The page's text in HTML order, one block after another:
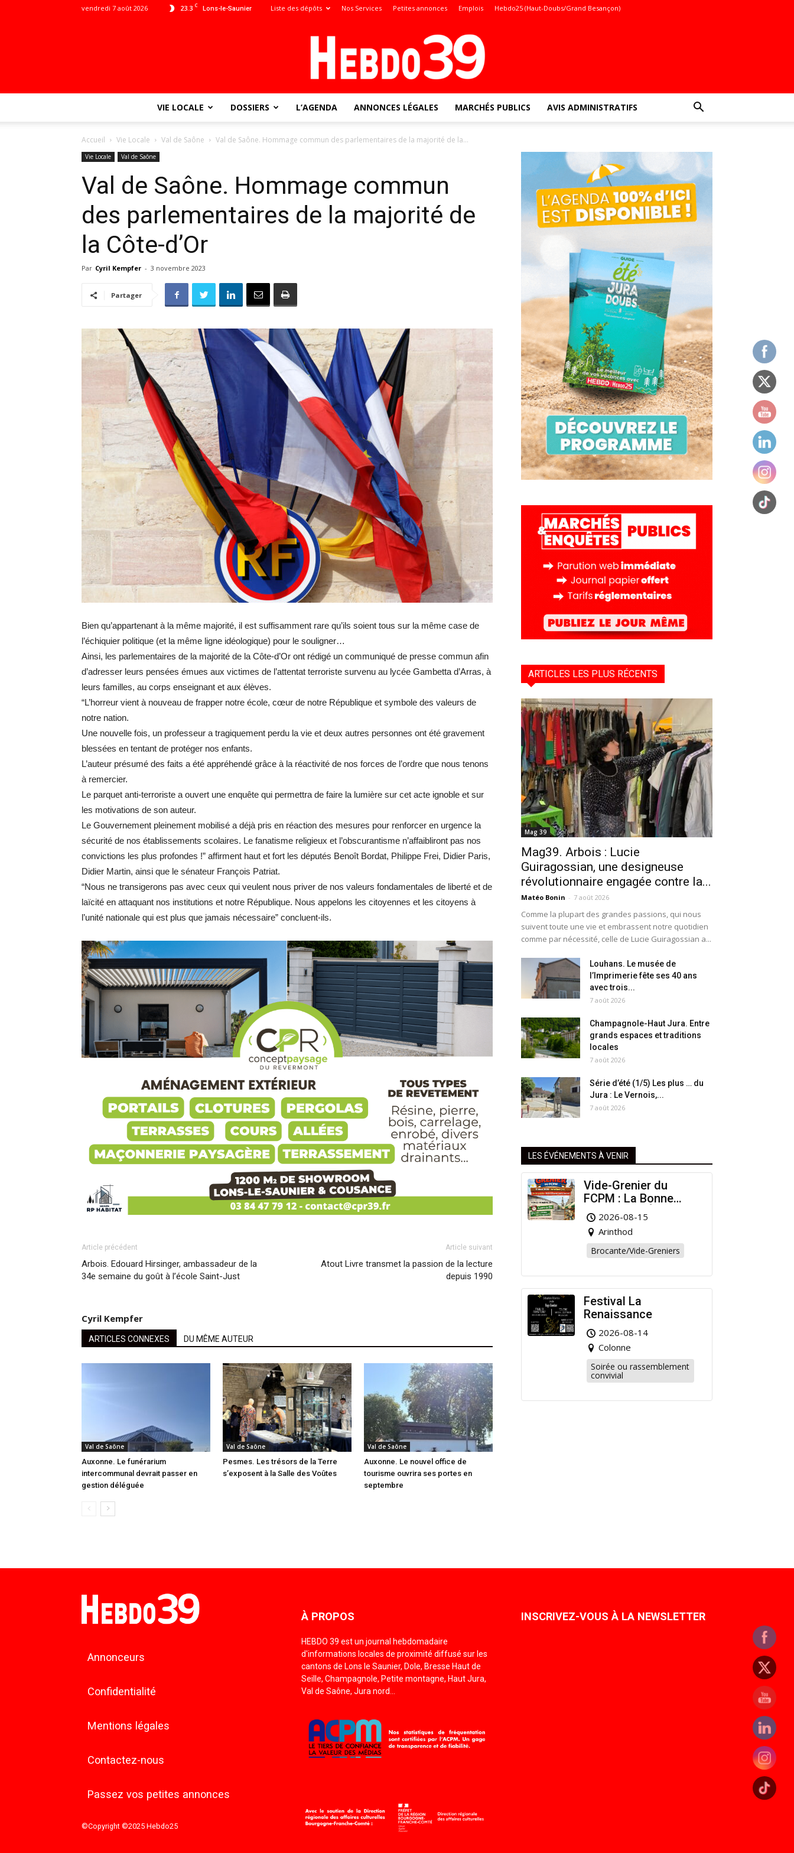
23.3 C Lons-le-Saunier
vendredi 7 août 2026 Liste des dépôts Nos Services Petites annonces Emplois Hebdo25 (Haut-Doubs/Grand Besançon)
l'info
locale
–
Hebdo39
VIE LOCALE DOSSIERS L’AGENDA ANNONCES LÉGALES MARCHÉS PUBLICS AVIS ADMINISTRATIFS
Accueil Vie Locale Val de Saône Val de Saône. Hommage commun des parlementaires de la majorité de la...
Vie Locale Val de Saône
Val de Saône. Hommage commun
des parlementaires de la majorité de
la Côte-d’Or
Par Cyril Kempfer - 3 novembre 2023
Partager
Bien qu’appartenant à la même majorité, il est suffisamment rare qu’ils soient tous sur la même case de
l’échiquier politique (et la même ligne idéologique) pour le souligner…
Ainsi, les parlementaires de la majorité de la Côte-d’Or ont rédigé un communiqué de presse commun afin
d’adresser leurs pensées émues aux victimes de l’attentat terroriste survenu au lycée Gambetta d’Arras, à
leurs familles, au corps enseignant et aux élèves.
“L’horreur vient à nouveau de frapper notre école, cœur de notre République et symbole des valeurs de
notre nation.
Une nouvelle fois, un professeur a tragiquement perdu la vie et deux autres personnes ont été gravement
blessées en tentant de protéger nos enfants.
L’auteur présumé des faits a été appréhendé grâce à la réactivité de nos forces de l’ordre que nous tenons
à remercier.
Le parquet anti-terroriste a ouvert une enquête qui permettra de faire la lumière sur cet acte ignoble et sur
les motivations de son auteur.
Le Gouvernement pleinement mobilisé a déjà pris en réaction des mesures pour renforcer en urgence la
sécurité de nos établissements scolaires. Le fanatisme religieux et l’obscurantisme n’affaibliront pas nos
convictions les plus profondes !” affirment haut et fort les députés Benoît Bordat, Philippe Frei, Didier Paris,
Didier Martin, ainsi que le sénateur François Patriat.
“Nous ne transigerons pas avec ceux qui veulent nous priver de nos valeurs fondamentales de liberté et de
laïcité en attaquant nos institutions et notre République. Nous appelons les citoyennes et les citoyens à
l’unité nationale qui est plus que jamais nécessaire” concluent-ils.
Article précédent
Arbois. Edouard Hirsinger, ambassadeur de la
34e semaine du goût à l’école Saint-Just
Article suivant
Atout Livre transmet la passion de la lecture
depuis 1990
Cyril Kempfer
ARTICLES CONNEXES DU MÊME AUTEUR
Val de Saône
Auxonne. Le funérarium
intercommunal devrait passer en
gestion déléguée
Val de Saône
Pesmes. Les trésors de la Terre
s’exposent à la Salle des Voûtes
Val de Saône
Auxonne. Le nouvel office de
tourisme ouvrira ses portes en
septembre
ARTICLES LES PLUS RÉCENTS
Mag 39
Mag39. Arbois : Lucie
Guiragossian, une designeuse
révolutionnaire engagée contre la...
Matéo Bonin - 7 août 2026
Comme la plupart des grandes passions, qui nous
suivent toute une vie et embrassent notre quotidien
comme par nécessité, celle de Lucie Guiragossian a...
Louhans. Le musée de
l’Imprimerie fête ses 40 ans
avec trois...
7 août 2026
Champagnole-Haut Jura. Entre
grands espaces et traditions
locales
7 août 2026
Série d’été (1/5) Les plus … du
Jura : Le Vernois,...
7 août 2026
LES ÉVÉNEMENTS À VENIR
Vide-Grenier du
FCPM : La Bonne
Affaire de l’Été à
Arinthod !
2026-08-15
Arinthod
Brocante/Vide-Greniers
Festival La
Renaissance
2026-08-14
Colonne
Soirée ou rassemblement
convivial